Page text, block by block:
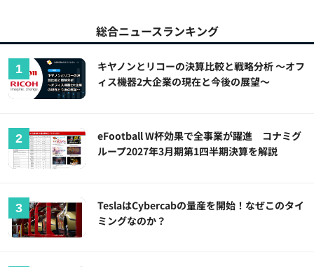
総合ニュースランキング
キヤノンとリコーの決算比較と戦略分析 ～オフ
ィス機器2大企業の現在と今後の展望～
eFootball W杯効果で全事業が躍進 コナミグ
ループ2027年3月期第1四半期決算を解説
TeslaはCybercabの量産を開始！なぜこのタイ
ミングなのか？